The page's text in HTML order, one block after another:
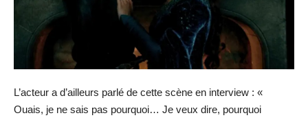
L’acteur a d’ailleurs parlé de cette scène en interview : «
Ouais, je ne sais pas pourquoi… Je veux dire, pourquoi